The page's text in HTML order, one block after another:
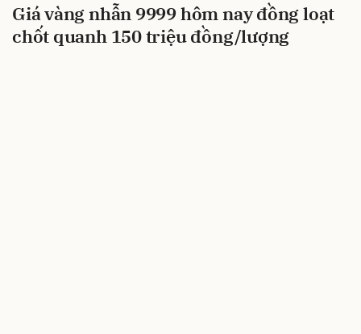
Giá vàng nhẫn 9999 hôm nay đồng loạt
chốt quanh 150 triệu đồng/lượng